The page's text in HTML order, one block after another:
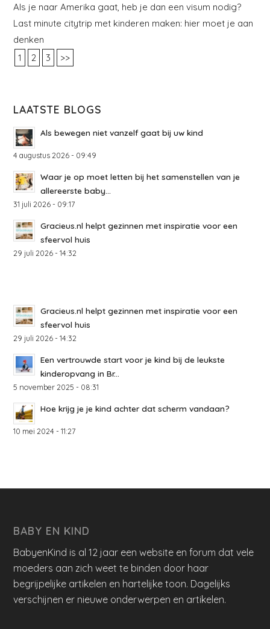
Als je naar Amerika gaat, heb je dan een visum nodig?
Last minute citytrip met kinderen maken: hier moet je aan
denken
1
2 3 >>
LAATSTE BLOGS
Als bewegen niet vanzelf gaat bij uw kind
4 augustus 2026 - 09:49
Waar je op moet letten bij het samenstellen van je
allereerste baby...
31 juli 2026 - 09:17
Gracieus.nl helpt gezinnen met inspiratie voor een
sfeervol huis
29 juli 2026 - 14:32
Gracieus.nl helpt gezinnen met inspiratie voor een
sfeervol huis
29 juli 2026 - 14:32
Een vertrouwde start voor je kind bij de leukste
kinderopvang in Br...
5 november 2025 - 08:31
Hoe krijg je je kind achter dat scherm vandaan?
10 mei 2024 - 11:27
BABY EN KIND
BabyenKind is al 12 jaar een website en forum dat vele
moeders aan zich weet te binden door haar
begrijpelijke artikelen en hartelijke toon. Dagelijks
verschijnen er nieuwe onderwerpen en artikelen.